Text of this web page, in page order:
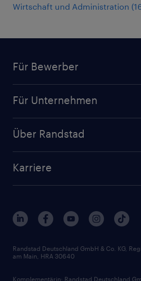
Wirtschaft und Administration (
Für Bewerber
Initiativbewerbung
Randstad Akademie
Für Unternehmen
Branchen
Über Randstad
Interne Karriere
FAQ - Bewerber / Kunden
Zertifikate und Auszeichnungen
Karriere
Berufsprofile
Gehaltsthemen
Bewerbungsratgeber
Randstad Deutschland GmbH & Co. KG,
am Main, HRA 30640
Komplementärin: Randstad Deutschland